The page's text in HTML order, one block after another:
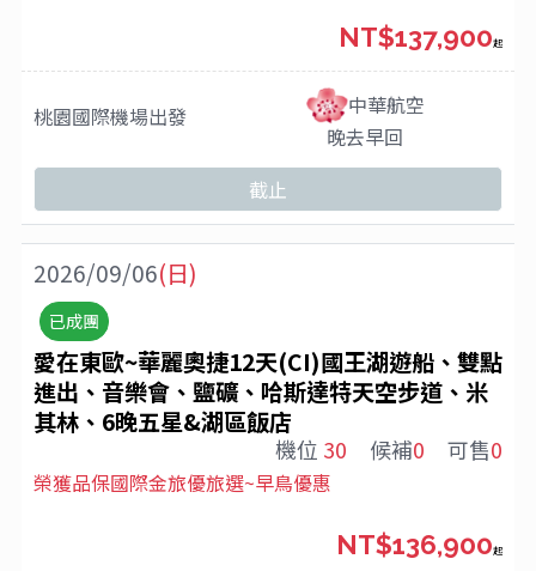
桃園國際機場出發
中華航空
晚去早回
NT$137,900起
截止
2026/09/06(日)
已成團
愛在東歐~華麗奧捷12天(CI)國王湖遊船、雙點
進出、音樂會、鹽礦、哈斯達特天空步道、米
其林、6晚五星&湖區飯店
機位 30 候補0 可售0
榮獲品保國際金旅優旅選~早鳥優惠
NT$136,900起